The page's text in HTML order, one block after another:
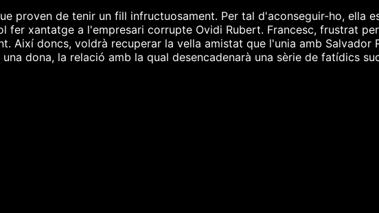
proven de tenir un fill infructuosament. Per tal d'aconseguir-ho, ella
fer xantatge a l'empresari corrupte Ovidi Rubert. Francesc, frustrat
Així doncs, voldrà recuperar la vella amistat que l'unia amb Salvador
dona, la relació amb la qual desencadenarà una sèrie de fatídics